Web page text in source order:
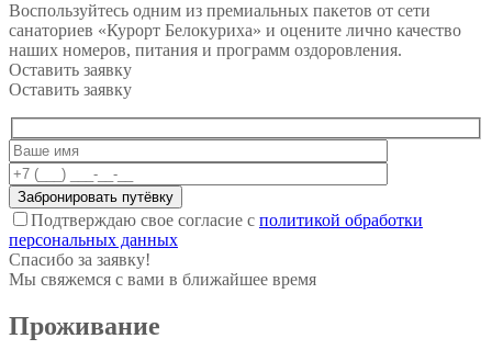
Воспользуйтесь одним из премиальных пакетов от сети
санаториев «Курорт Белокуриха» и оцените лично качество
наших номеров, питания и программ оздоровления.
Оставить заявку
Оставить заявку
Подтверждаю свое согласие с политикой обработки
персональных данных
Спасибо за заявку!
Мы свяжемся с вами в ближайшее время
Проживание